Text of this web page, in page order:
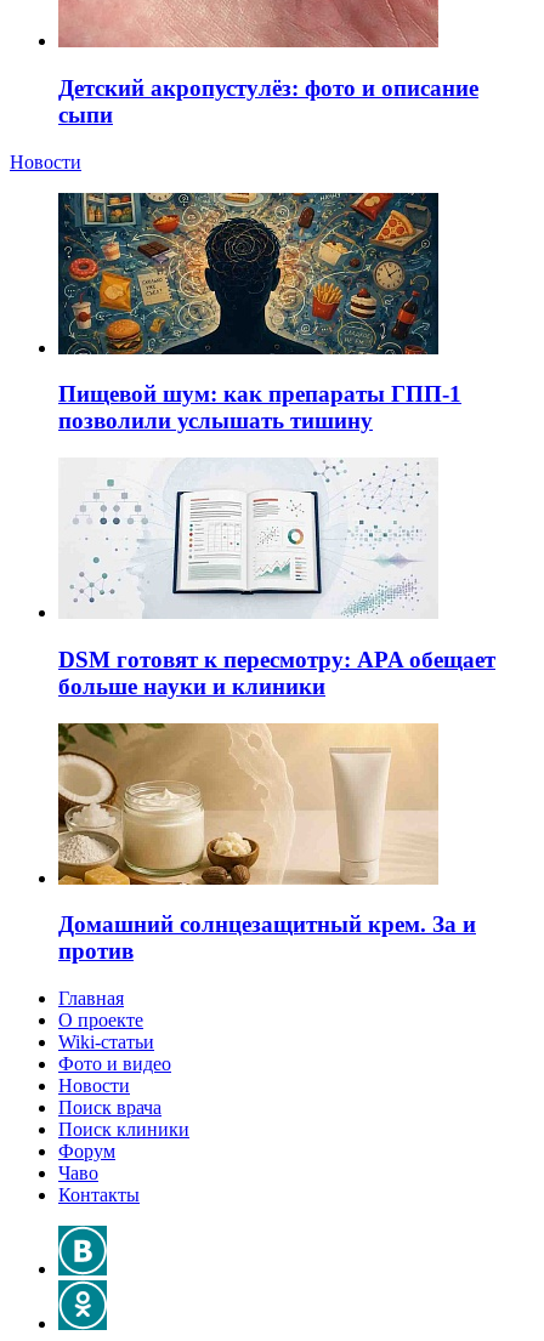
Детский акропустулёз: фото и описание
сыпи
Новости
Пищевой шум: как препараты ГПП-1
позволили услышать тишину
DSM готовят к пересмотру: APA обещает
больше науки и клиники
Домашний солнцезащитный крем. За и
против
Главная
О проекте
Wiki-статьи
Фото и видео
Новости
Поиск врача
Поиск клиники
Форум
Чаво
Контакты